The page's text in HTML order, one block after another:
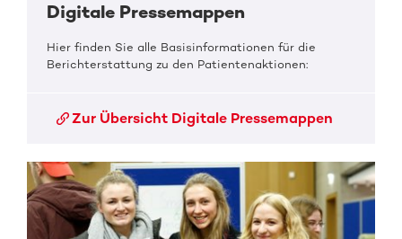
Digitale Pressemappen
Hier finden Sie alle Basisinformationen für die
Berichterstattung zu den Patientenaktionen:
Zur Übersicht Digitale Pressemappen